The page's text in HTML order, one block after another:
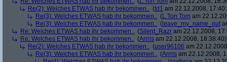
Re(2): Welches ETWAS hab ihr bekommen.. (td1 am 22.12.2008,
Re(3): Welches ETWAS hab ihr bekommen.. (L.Ton Tom am
Re(3): Welches ETWAS hab ihr bekommen.. ( leave_my_name_out
Re: Welches ETWAS hab ihr bekommen.. (Silent_Razr am 22.12.2008,
Re: Welches ETWAS hab ihr bekommen.. (Arrris am 22.12.2008, 18:38:40)
Re(2): Welches ETWAS hab ihr bekommen.. (user96106 am
Re(3): Welches ETWAS hab ihr bekommen.. (Arrris am 22.12.2008,